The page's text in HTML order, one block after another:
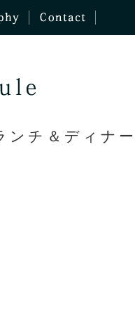
チ＆ディナ